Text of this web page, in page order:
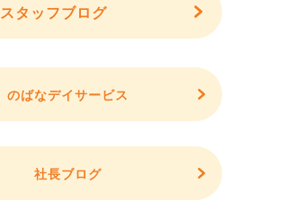
スタッフブログ
のばなデイサービス
社長ブログ